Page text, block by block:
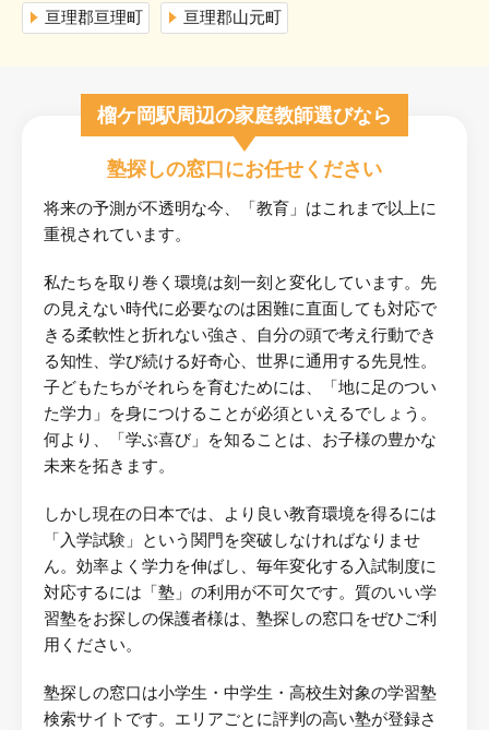
亘理郡亘理町 亘理郡山元町
榴ケ岡駅周辺の家庭教師選びなら
塾探しの窓口にお任せください
将来の予測が不透明な今、「教育」はこれまで以上に
重視されています。
私たちを取り巻く環境は刻一刻と変化しています。先
の見えない時代に必要なのは困難に直面しても対応で
きる柔軟性と折れない強さ、自分の頭で考え行動でき
る知性、学び続ける好奇心、世界に通用する先見性。
子どもたちがそれらを育むためには、「地に足のつい
た学力」を身につけることが必須といえるでしょう。
何より、「学ぶ喜び」を知ることは、お子様の豊かな
未来を拓きます。
しかし現在の日本では、より良い教育環境を得るには
「入学試験」という関門を突破しなければなりませ
ん。効率よく学力を伸ばし、毎年変化する入試制度に
対応するには「塾」の利用が不可欠です。質のいい学
習塾をお探しの保護者様は、塾探しの窓口をぜひご利
用ください。
塾探しの窓口は小学生・中学生・高校生対象の学習塾
検索サイトです。エリアごとに評判の高い塾が登録さ